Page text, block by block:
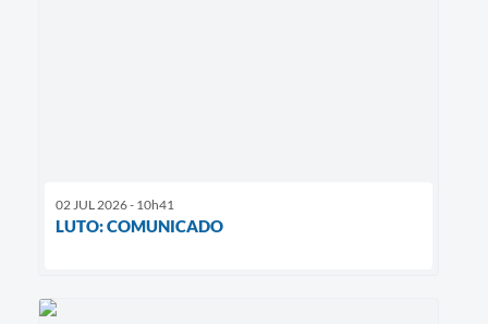
02 JUL 2026 - 10h41
LUTO: COMUNICADO